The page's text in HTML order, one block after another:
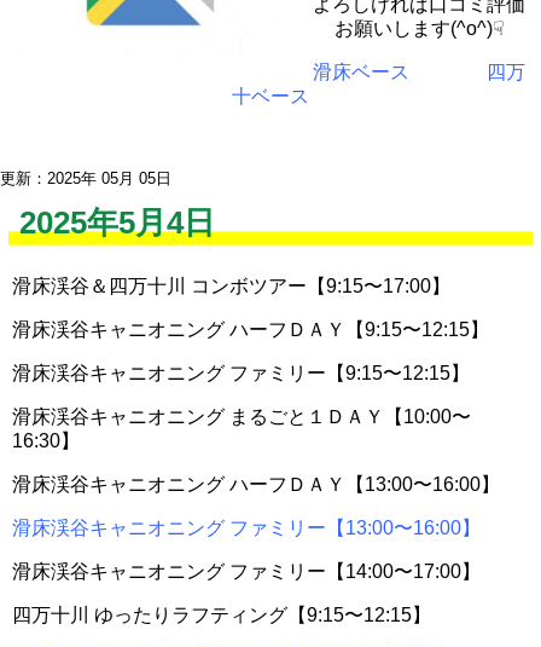
よろしければ口コミ評価
お願いします(^o^)☟
滑床ベース
四万
十ベース
更新：2025年 05月 05日
2025年5月4日
滑床渓谷＆四万十川 コンボツアー【9:15〜17:00】
滑床渓谷キャニオニング ハーフＤＡＹ【9:15〜12:15】
滑床渓谷キャニオニング ファミリー【9:15〜12:15】
滑床渓谷キャニオニング まるごと１ＤＡＹ【10:00〜
16:30】
滑床渓谷キャニオニング ハーフＤＡＹ【13:00〜16:00】
滑床渓谷キャニオニング ファミリー【13:00〜16:00】
滑床渓谷キャニオニング ファミリー【14:00〜17:00】
四万十川 ゆったりラフティング【9:15〜12:15】